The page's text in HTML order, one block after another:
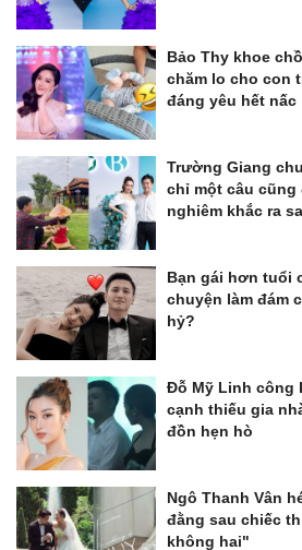
Bảo Thy khoe
chăm lo cho con
đáng yêu hết nấc
Trường Giang
chỉ một câu cũng
nghiêm khắc ra
Bạn gái hơn tuổi
chuyện làm đám
hỷ?
Đỗ Mỹ Linh công
cạnh thiếu gia
đồn hẹn hò
Ngô Thanh Vân
đằng sau chiếc
không hai"